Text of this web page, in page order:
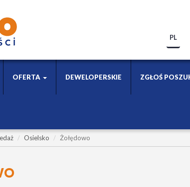
PL
OFERTA DEWELOPERSKIE ZGŁOŚ
Osielsko Żołędowo